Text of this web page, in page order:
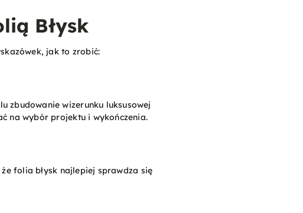
Błysk
jak to zrobić:
zbudowanie wizerunku luksusowej
na wybór projektu i wykończenia.
folia błysk najlepiej sprawdza się